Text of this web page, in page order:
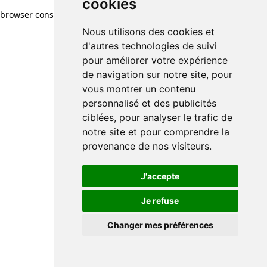
cookies
Nous utilisons des cookies et
d'autres technologies de suivi
pour améliorer votre expérience
de navigation sur notre site, pour
vous montrer un contenu
personnalisé et des publicités
ciblées, pour analyser le trafic de
notre site et pour comprendre la
provenance de nos visiteurs.
J'accepte
Je refuse
Changer mes préférences
browser console for more information)